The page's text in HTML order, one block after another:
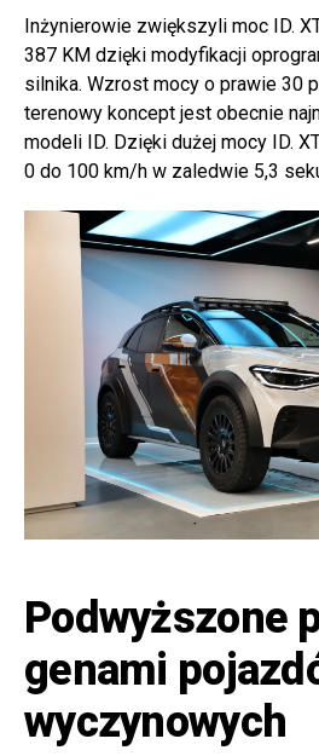
Inżynierowie zwiększyli moc ID.
387 KM dzięki modyfikacji
silnika. Wzrost mocy o prawie 30
terenowy koncept jest obecnie
modeli ID. Dzięki dużej mocy ID.
0 do 100 km/h w zaledwie 5,3
Podwyższone
genami
wyczynowych